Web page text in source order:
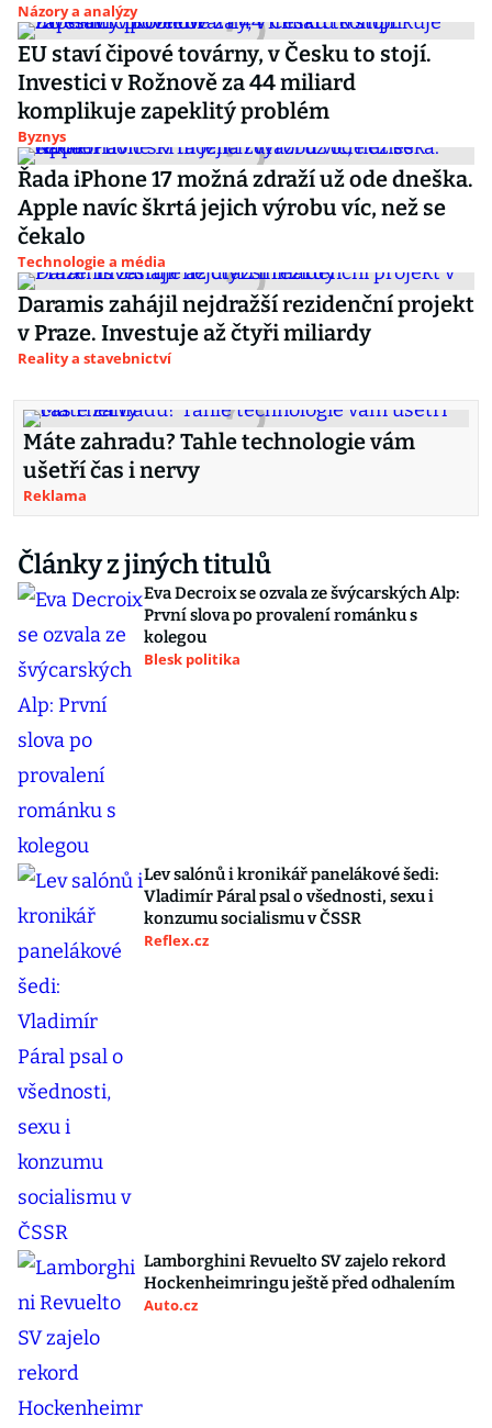
Názory a analýzy
EU staví čipové továrny, v Česku to stojí.
Investici v Rožnově za 44 miliard
komplikuje zapeklitý problém
Byznys
Řada iPhone 17 možná zdraží už ode dneška.
Apple navíc škrtá jejich výrobu víc, než se
čekalo
Technologie a média
Daramis zahájil nejdražší rezidenční projekt
v Praze. Investuje až čtyři miliardy
Reality a stavebnictví
Máte zahradu? Tahle technologie vám
ušetří čas i nervy
Reklama
Články z jiných titulů
Eva Decroix se ozvala ze švýcarských Alp:
První slova po provalení románku s
kolegou
Blesk politika
Lev salónů i kronikář panelákové šedi:
Vladimír Páral psal o všednosti, sexu i
konzumu socialismu v ČSSR
Reflex.cz
Lamborghini Revuelto SV zajelo rekord
Hockenheimringu ještě před odhalením
Auto.cz